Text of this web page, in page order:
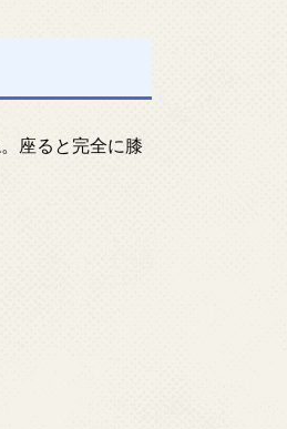
座ると完全に膝